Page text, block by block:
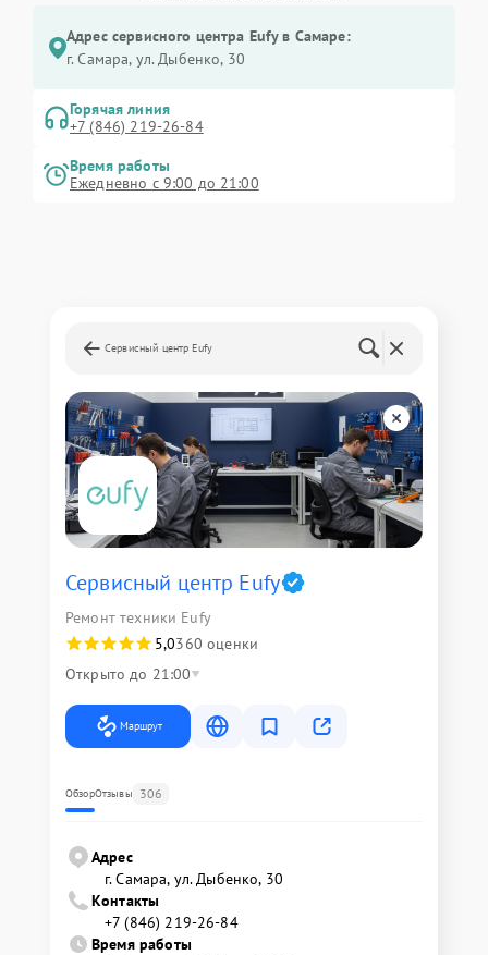
Адрес сервисного центра Eufy в Самаре:
г. Самара, ул. Дыбенко, 30
Горячая линия
+7 (846) 219-26-84
Время работы
Ежедневно с 9:00 до 21:00
Сервисный центр Eufy
Сервисный центр Eufy
Ремонт техники Eufy
5,0360 оценки
Открыто до 21:00
Маршрут
ОбзорОтзывы 306
Адрес
г. Самара, ул. Дыбенко, 30
Контакты
+7 (846) 219-26-84
Время работы